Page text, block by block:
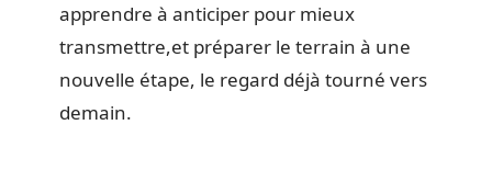
apprendre à anticiper pour mieux
transmettre,et préparer le terrain à une
nouvelle étape, le regard déjà tourné vers
demain.